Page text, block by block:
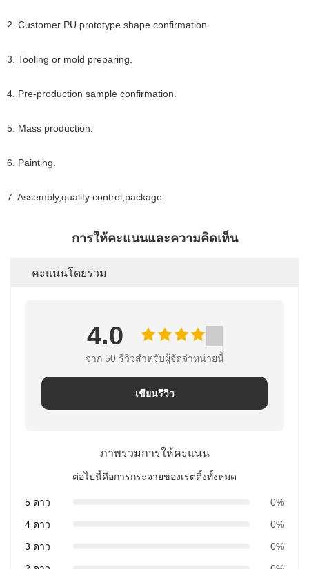
2. Customer PU prototype shape confirmation
3. Tooling or mold preparing
4. Pre-production sample confirmation
5. Mass production.
6. Painting.
7. Assembly,quality control,package.
การให้คะแนนและความคิดเห็น
คะแนนโดยรวม
4.0
จาก 50 รีวิวสําหรับผู้จัดจําหน่ายนี้
เขียนรีวิว
ภาพรวมการให้คะแนน
ต่อไปนี้คือการกระจายของเรตติ้งทั้งหมด
5 ดาว
0%
4 ดาว
0%
3 ดาว
0%